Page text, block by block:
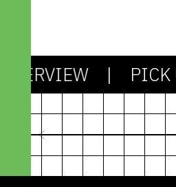
| PICK
社会も課題もシンプルじゃ
剥き出しの「わからなさ